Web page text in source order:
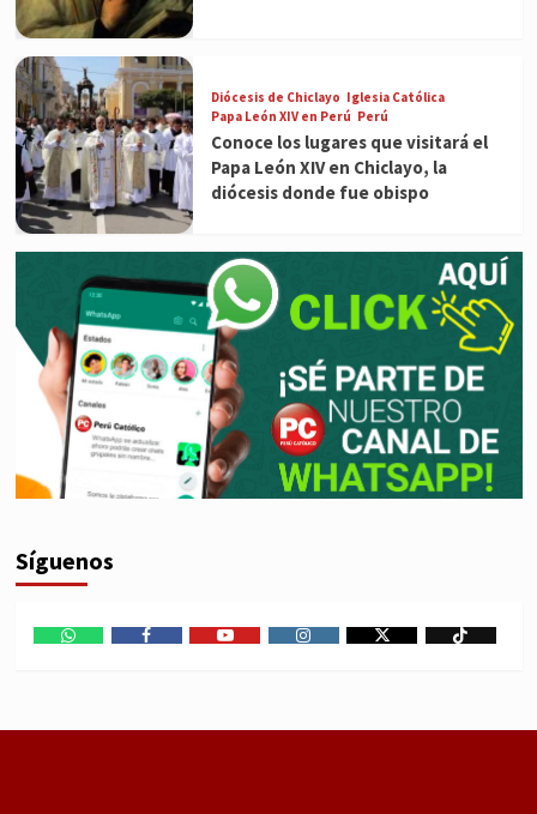
Diócesis de Chiclayo Iglesia Católica
Papa León XIV en Perú Perú
Conoce los lugares que visitará el
Papa León XIV en Chiclayo, la
diócesis donde fue obispo
Síguenos